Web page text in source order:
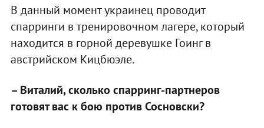
В данный момент украинец проводит
спарринги в тренировочном лагере, который
находится в горной деревушке Гоинг в
австрийском Кицбюэле.
– Виталий, сколько спарринг-партнеров
готовят вас к бою против Сосновски?